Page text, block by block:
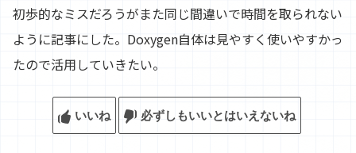
初歩的なミスだろうがまた同じ間違いで時間を取られない
ように記事にした。Doxygen自体は見やすく使いやすかっ
たので活用していきたい。
いいね 必ずしもいいとはいえないね